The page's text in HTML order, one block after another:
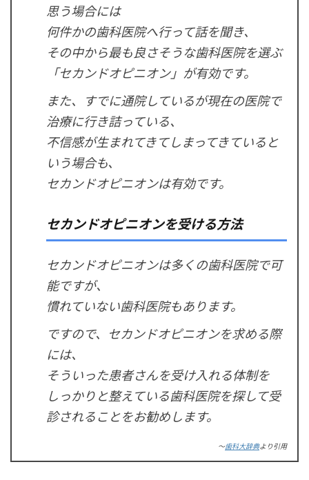
思う場合には
何件かの歯科医院へ行って話を聞き、
その中から最も良さそうな歯科医院を選ぶ
「セカンドオピニオン」が有効です。
また、すでに通院しているが現在の医院で
治療に行き詰っている、
不信感が生まれてきてしまってきていると
いう場合も、
セカンドオピニオンは有効です。
セカンドオピニオンを受ける方法
セカンドオピニオンは多くの歯科医院で可
能ですが、
慣れていない歯科医院もあります。
ですので、セカンドオピニオンを求める際
には、
そういった患者さんを受け入れる体制を
しっかりと整えている歯科医院を探して受
診されることをお勧めします。
～歯科大辞典より引用